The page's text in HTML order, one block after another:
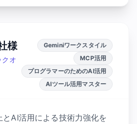
様
クオ
Geminiワークスタイル
MCP活用
プログラマーのためのAI活用
AIツール活用マスター
とAI活用による技術力強化を